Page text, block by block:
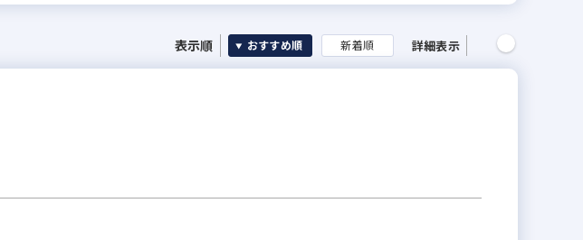
表示順 おすすめ順 新着順 詳細表示